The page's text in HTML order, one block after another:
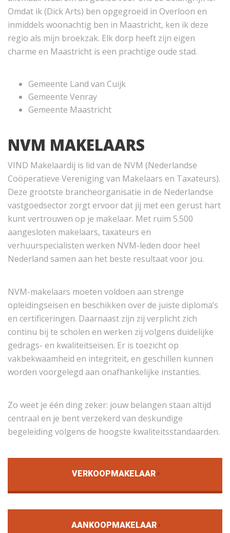
Omdat ik (Dick Arts) ben opgegroeid in Overloon en
inmiddels woonachtig ben in Maastricht, ken ik deze
regio als mijn broekzak. Elk dorp heeft zijn eigen
charme en Maastricht is een prachtige oude stad.
Gemeente Land van Cuijk
Gemeente Venray
Gemeente Maastricht
NVM MAKELAARS
VIND Makelaardij is lid van de NVM (Nederlandse
Coöperatieve Vereniging van Makelaars en Taxateurs).
Deze grootste brancheorganisatie in de Nederlandse
vastgoedsector zorgt ervoor dat jij met een gerust hart
kunt vertrouwen op je makelaar. Met ruim 5.500
aangesloten makelaars, taxateurs en
verhuurspecialisten werken NVM-leden door heel
Nederland samen aan het beste resultaat voor jou.
NVM-makelaars moeten voldoen aan strenge
opleidingseisen en beschikken over de juiste diploma’s
en certificeringen. Daarnaast zijn zij verplicht zich
continu bij te scholen en werken zij volgens duidelijke
gedrags- en kwaliteitseisen. Er is toezicht op
vakbekwaamheid en integriteit, en geschillen kunnen
worden voorgelegd aan onafhankelijke instanties.
Zo weet je één ding zeker: jouw belangen staan altijd
centraal en je bent verzekerd van deskundige
begeleiding volgens de hoogste kwaliteitsstandaarden.
VERKOOPMAKELAAR
AANKOOPMAKELAAR